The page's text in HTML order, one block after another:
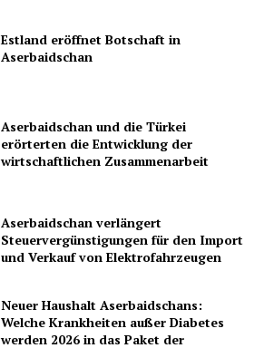
Estland eröffnet Botschaft in
Aserbaidschan
Aserbaidschan und die Türkei
erörterten die Entwicklung der
wirtschaftlichen Zusammenarbeit
Aserbaidschan verlängert
Steuervergünstigungen für den Import
und Verkauf von Elektrofahrzeugen
Neuer Haushalt Aserbaidschans:
Welche Krankheiten außer Diabetes
werden 2026 in das Paket der